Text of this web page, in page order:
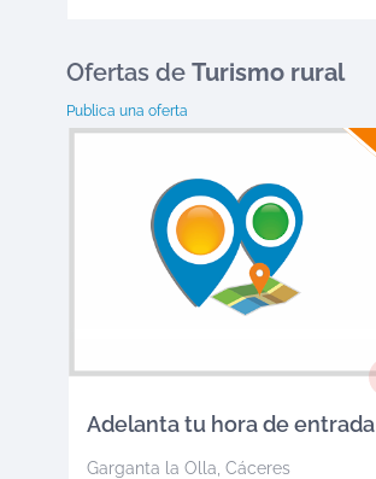
Ofertas de Turismo rural
Publica una oferta
Adelanta tu hora de entrada
Garganta la Olla Cáceres